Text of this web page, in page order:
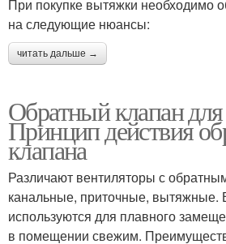
При покупке вытяжки необходимо
на следующие нюансы:
читать дальше →
Обратный клапан
Принцип действия
клапана
Различают вентиляторы с
канальные, приточные, вытяжные.
используются для плавного
в помещении свежим.